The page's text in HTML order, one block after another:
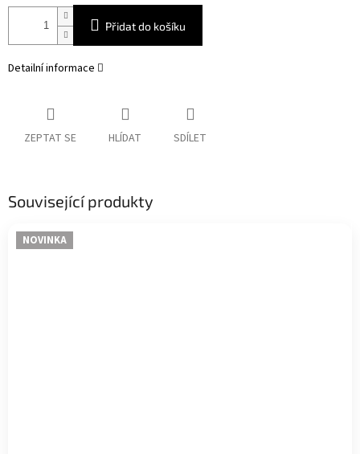
Přidat do košíku
Detailní informace
ZEPTAT SE HLÍDAT SDÍLET
Související produkty
NOVINKA